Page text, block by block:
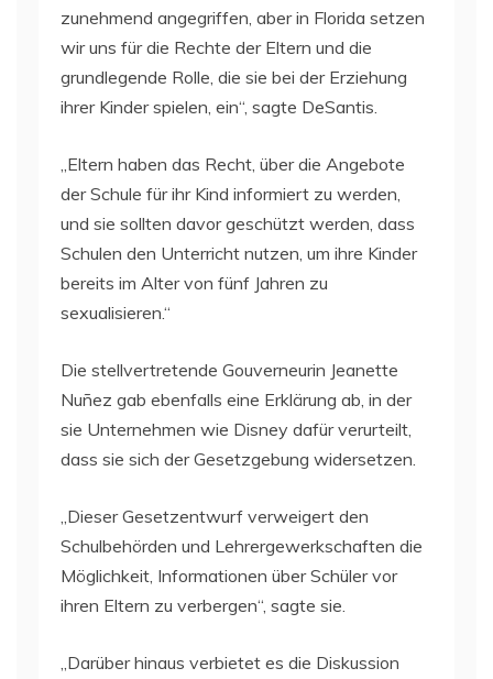
zunehmend angegriffen, aber in Florida setzen
wir uns für die Rechte der Eltern und die
grundlegende Rolle, die sie bei der Erziehung
ihrer Kinder spielen, ein“, sagte DeSantis.
„Eltern haben das Recht, über die Angebote
der Schule für ihr Kind informiert zu werden,
und sie sollten davor geschützt werden, dass
Schulen den Unterricht nutzen, um ihre Kinder
bereits im Alter von fünf Jahren zu
sexualisieren.“
Die stellvertretende Gouverneurin Jeanette
Nuñez gab ebenfalls eine Erklärung ab, in der
sie Unternehmen wie Disney dafür verurteilt,
dass sie sich der Gesetzgebung widersetzen.
„Dieser Gesetzentwurf verweigert den
Schulbehörden und Lehrergewerkschaften die
Möglichkeit, Informationen über Schüler vor
ihren Eltern zu verbergen“, sagte sie.
„Darüber hinaus verbietet es die Diskussion